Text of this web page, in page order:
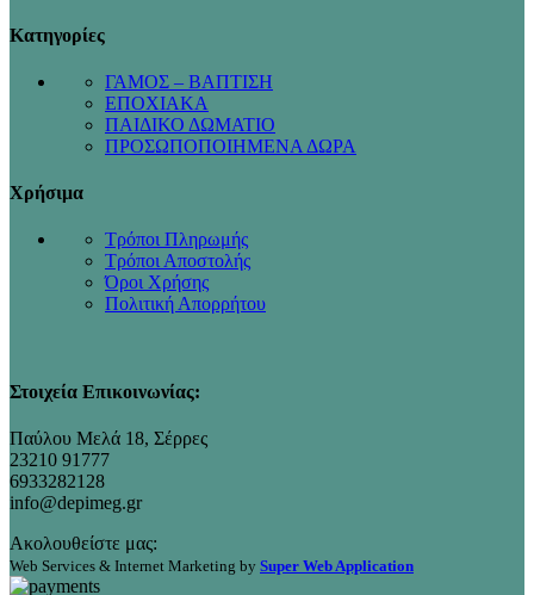
Κατηγορίες
ΓΑΜΟΣ – ΒΑΠΤΙΣΗ
ΕΠΟΧΙΑΚΑ
ΠΑΙΔΙΚΟ ΔΩΜΑΤΙΟ
ΠΡΟΣΩΠΟΠΟΙΗΜΕΝΑ ΔΩΡΑ
Χρήσιμα
Τρόποι Πληρωμής
Τρόποι Αποστολής
Όροι Χρήσης
Πολιτική Απορρήτου
Στοιχεία Επικοινωνίας:
Παύλου Μελά 18, Σέρρες
23210 91777
6933282128
info@depimeg.gr
Ακολουθείστε μας:
Web Services & Internet Marketing by Super Web Application